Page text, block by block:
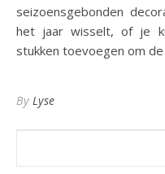
seizoensgebonden
het jaar wisselt, of je
stukken toevoegen om
By Lyse